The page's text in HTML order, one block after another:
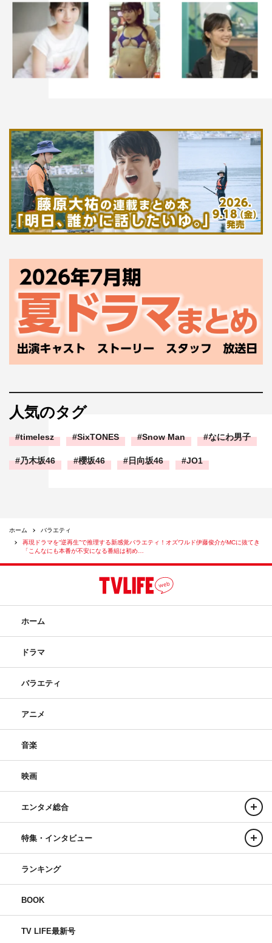
人気のタグ
timelesz SixTONES Snow Man なにわ男子
乃木坂46 櫻坂46 日向坂46 JO1
ホーム
バラエティ
再現ドラマを“逆再生”で推理する新感覚バラエティ！オズワルド伊藤俊介がMCに抜てき
「こんなにも本番が不安になる番組は初め…
ホーム
ドラマ
バラエティ
アニメ
音楽
映画
エンタメ総合
特集・インタビュー
ランキング
BOOK
TV LIFE最新号